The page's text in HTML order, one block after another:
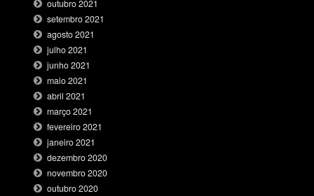
outubro 2021
setembro 2021
agosto 2021
julho 2021
junho 2021
maio 2021
abril 2021
março 2021
fevereiro 2021
janeiro 2021
dezembro 2020
novembro 2020
outubro 2020